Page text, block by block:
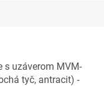
s uzáverom MVM-
tyč, antracit) -